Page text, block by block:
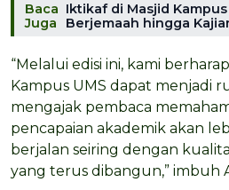
Baca
Juga
Iktikaf di Masjid Kampus
Berjemaah hingga
“Melalui edisi ini, kami
Kampus UMS dapat menjadi
mengajak pembaca
pencapaian akademik akan
berjalan seiring dengan
yang terus dibangun,” imbuh